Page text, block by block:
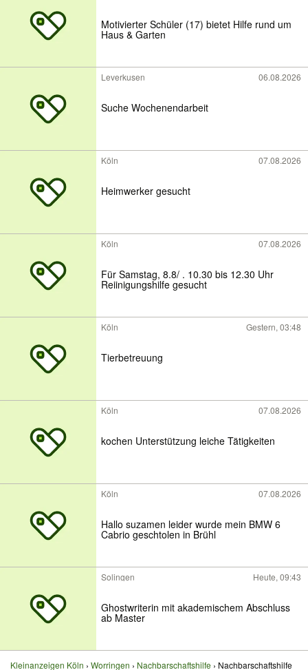
Motivierter Schüler (17) bietet Hilfe rund um
Haus & Garten
Leverkusen 06.08.2026
Suche Wochenendarbeit
Köln 07.08.2026
Heimwerker gesucht
Köln 07.08.2026
Für Samstag, 8.8/ . 10.30 bis 12.30 Uhr
Reiinigungshilfe gesucht
Köln Gestern, 03:48
Tierbetreuung
Köln 07.08.2026
kochen Unterstützung leiche Tätigkeiten
Köln 07.08.2026
Hallo suzamen leider wurde mein BMW 6
Cabrio geschtolen in Brühl
Solingen Heute, 09:43
Ghostwriterin mit akademischem Abschluss
ab Master
Kleinanzeigen Köln Worringen Nachbarschaftshilfe Nachbarschaftshilfe